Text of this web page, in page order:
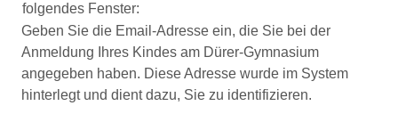
folgendes Fenster:
Geben Sie die Email-Adresse ein, die Sie bei der
Anmeldung Ihres Kindes am Dürer-Gymnasium
angegeben haben. Diese Adresse wurde im System
hinterlegt und dient dazu, Sie zu identifizieren.